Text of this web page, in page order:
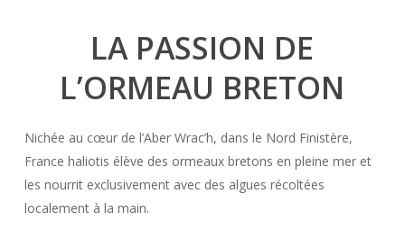
LA PASSION DE
L’ORMEAU BRETON
Nichée au cœur de l’Aber Wrac’h, dans le Nord Finistère,
France haliotis élève des ormeaux bretons en pleine mer et
les nourrit exclusivement avec des algues récoltées
localement à la main.